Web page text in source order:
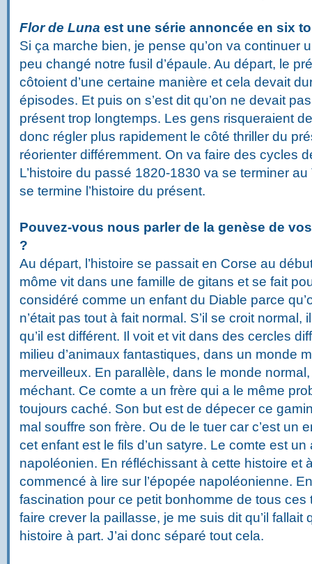
Flor de Luna est une série annoncée en six
Si ça marche bien, je pense qu’on va continuer
peu changé notre fusil d’épaule. Au départ, le
côtoient d’une certaine manière et cela devait
épisodes. Et puis on s’est dit qu’on ne devait
présent trop longtemps. Les gens risqueraient
donc régler plus rapidement le côté thriller du
réorienter différemment. On va faire des cycles
L’histoire du passé 1820-1830 va se terminer
se termine l’histoire du présent.
Pouvez-vous nous parler de la genèse de
?
Au départ, l’histoire se passait en Corse au
môme vit dans une famille de gitans et se fait
considéré comme un enfant du Diable parce
n’était pas tout à fait normal. S’il se croit normal,
qu’il est différent. Il voit et vit dans des cercles
milieu d’animaux fantastiques, dans un monde
merveilleux. En parallèle, dans le monde
méchant. Ce comte a un frère qui a le même
toujours caché. Son but est de dépecer ce
mal souffre son frère. Ou de le tuer car c’est un
cet enfant est le fils d’un satyre. Le comte est un
napoléonien. En réfléchissant à cette histoire et
commencé à lire sur l’épopée napoléonienne.
fascination pour ce petit bonhomme de tous ces
faire crever la paillasse, je me suis dit qu’il fallait
histoire à part. J’ai donc séparé tout cela.